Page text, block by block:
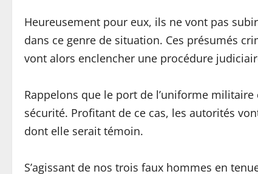
Heureusement pour eux, ils ne vont pas
dans ce genre de situation. Ces présumés
vont alors enclencher une procédure
Rappelons que le port de l’uniforme
sécurité. Profitant de ce cas, les autorités
dont elle serait témoin.
S’agissant de nos trois faux hommes en